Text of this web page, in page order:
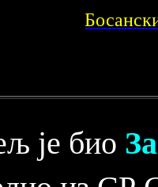
је био